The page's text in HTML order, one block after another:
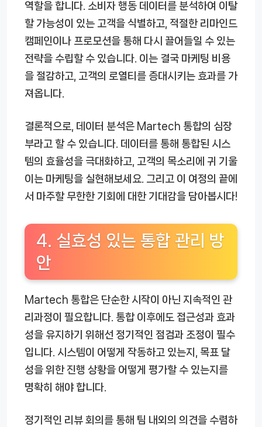
역할을 합니다. 소비자 행동 데이터를 분석하여 이탈
할 가능성이 있는 고객을 식별하고, 적절한 리마인드
캠페인이나 프로모션을 통해 다시 끌어들일 수 있는
전략을 수립할 수 있습니다. 이는 결국 마케팅 비용
을 절감하고, 고객의 로열티를 증대시키는 효과를 가
져옵니다.
결론적으로, 데이터 분석은 Martech 통합의 심장
부라고 할 수 있습니다. 데이터를 통해 통합된 시스
템의 효율성을 극대화하고, 고객의 목소리에 귀 기울
이는 마케팅을 실현해보세요. 그리고 이 여정의 끝에
서 마주할 무한한 기회에 대한 기대감을 담아봅시다!
4. 실효성 있는 통합 관리 방
안
Martech 통합은 단순한 시작이 아닌 지속적인 관
리과정이 필요합니다. 통합 이후에도 접근성과 효과
성을 유지하기 위해선 정기적인 점검과 조정이 필수
입니다. 시스템이 어떻게 작동하고 있는지, 목표 달
성을 위한 진행 상황을 어떻게 평가할 수 있는지를
명확히 해야 합니다.
정기적인 리뷰 회의를 통해 팀 내외의 의견을 수렴하